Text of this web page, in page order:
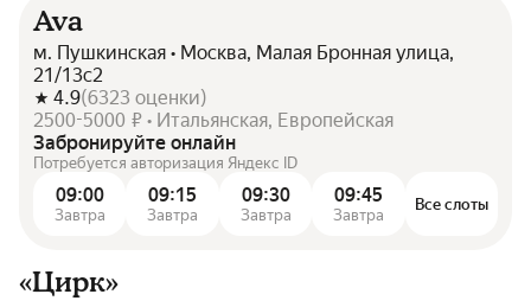
Ava
м. Пушкинская • Москва, Малая Бронная улица,
21/13с2
4.9(6323 оценки)
2500-5000 ₽ • Итальянская, Европейская
Забронируйте онлайн
Потребуется авторизация Яндекс ID
09:00
Завтра
09:15
Завтра
09:30
Завтра
09:45
Завтра
Все слоты
«Цирк»